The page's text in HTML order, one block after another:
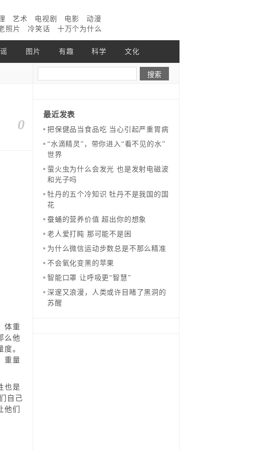
艺术 电视剧 电影
动漫
照片 冷笑话 十万个为什么
图片 有趣 科学 文化
0
体重
么他
。
重量
也是
自己
们
最近发表
把保健品当食品吃 当心引起严重胃病
“水滴精灵”，带你进入“看不见的水”
世界
萤火虫为什么会发光 也是发射电磁波
和光子吗
牡丹的五个冷知识 牡丹不是我国的国
花
蚕蛹的营养价值 超出你的想象
老人爱打盹 那可能不是困
为什么微信运动步数总是不那么精准
不会氧化变黑的苹果
智能口罩 让呼吸更“智慧”
深邃又浪漫，人类或许目睹了黑洞的
苏醒